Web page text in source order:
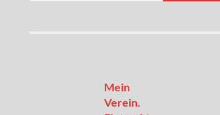
Mein
Verein.